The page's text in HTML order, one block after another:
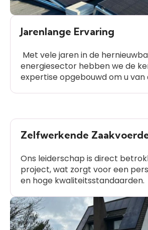
Jarenlange Ervaring
Met vele jaren in de
energiesector hebben we de
expertise opgebouwd om u van
Zelfwerkende
Ons leiderschap is direct
project, wat zorgt voor een
en hoge kwaliteitsstandaarden.